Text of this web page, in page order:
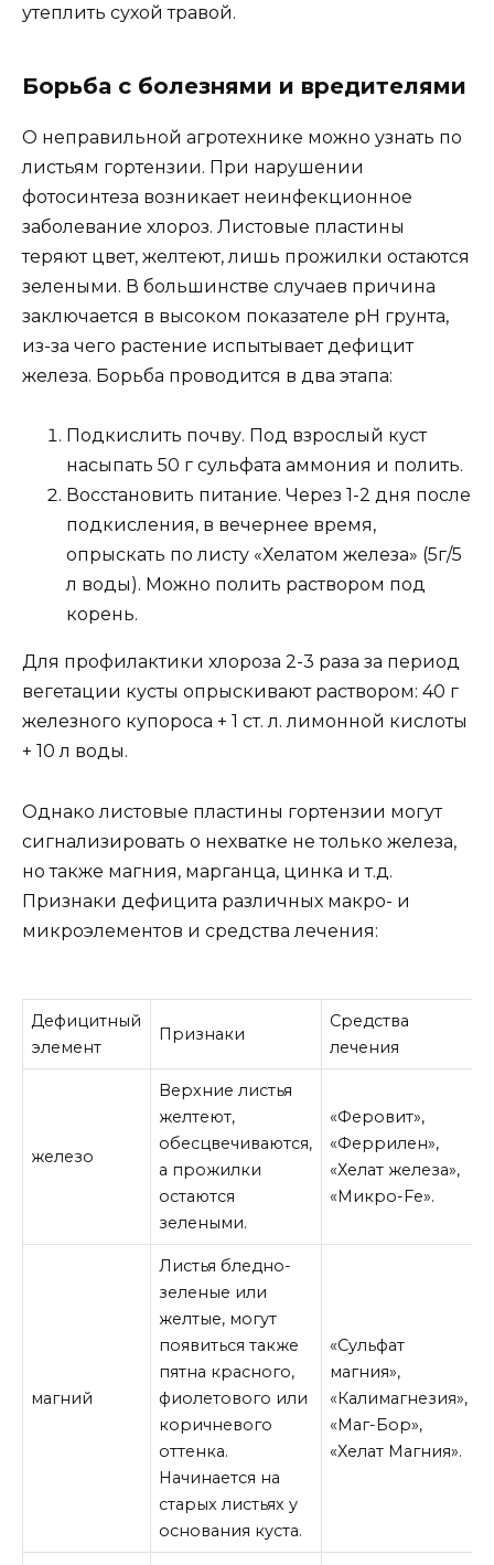
утеплить сухой травой.
Борьба с болезнями и вредителями
О неправильной агротехнике можно узнать по
листьям гортензии. При нарушении
фотосинтеза возникает неинфекционное
заболевание хлороз. Листовые пластины
теряют цвет, желтеют, лишь прожилки остаются
зелеными. В большинстве случаев причина
заключается в высоком показателе pH грунта,
из-за чего растение испытывает дефицит
железа. Борьба проводится в два этапа:
Подкислить почву. Под взрослый куст
насыпать 50 г сульфата аммония и полить.
Восстановить питание. Через 1-2 дня после
подкисления, в вечернее время,
опрыскать по листу «Хелатом железа» (5г/5
л воды). Можно полить раствором под
корень.
Для профилактики хлороза 2-3 раза за период
вегетации кусты опрыскивают раствором: 40 г
железного купороса + 1 ст. л. лимонной кислоты
+ 10 л воды.
Однако листовые пластины гортензии могут
сигнализировать о нехватке не только железа,
но также магния, марганца, цинка и т.д.
Признаки дефицита различных макро- и
микроэлементов и средства лечения:
Дефицитный
элемент
Признаки
Средства
лечения
железо
Верхние листья
желтеют,
обесцвечиваются,
а прожилки
остаются
зелеными.
«Феровит»,
«Феррилен»,
«Хелат железа»,
«Микро-Fe».
магний
Листья бледно-
зеленые или
желтые, могут
появиться также
пятна красного,
фиолетового или
коричневого
оттенка.
Начинается на
старых листьях у
основания куста.
«Сульфат
магния»,
«Калимагнезия»,
«Маг-Бор»,
«Хелат Магния».